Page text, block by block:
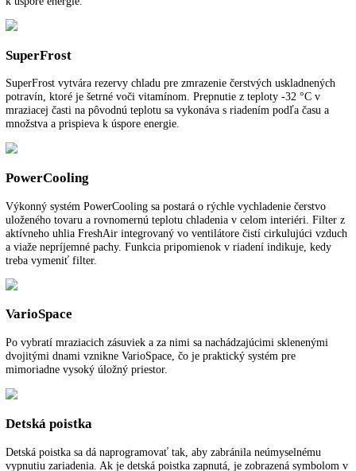
Pri NoFrost sa zamrazený tovar zmrazuje s vychladeným
vzduchom a vlhkosť vzduchu sa odvádza preč. Mraziaci priestor tak
DuoCooling
S dvomi oddelenými regulovateľnými okruhmi sa dá s funkciou
DuoCooling pri kombinovaných chladničkách s mrazničkou nezávisle
mraziacou časťou neprebieha žiadna výmena vzduchu. Zamedzí sa tak
prenosu pachov a vysychaniu potravín.
SuperCool
SuperCool vytvára rezervy chladu pre rýchle vychladenie čerstvých
pôvodnú teplotu sa vykonáva s riadením podľa času a množstva a
k úspore energie.
SuperFrost
SuperFrost vytvára rezervy chladu pre zmrazenie čerstvých
potravín, ktoré je šetrné voči vitamínom. Prepnutie z teploty -32 °C v
mraziacej časti na pôvodnú teplotu sa vykonáva s riadením podľa
množstva a prispieva k úspore energie.